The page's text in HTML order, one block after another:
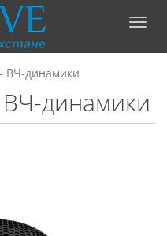
ВЧ-динамики
динамики